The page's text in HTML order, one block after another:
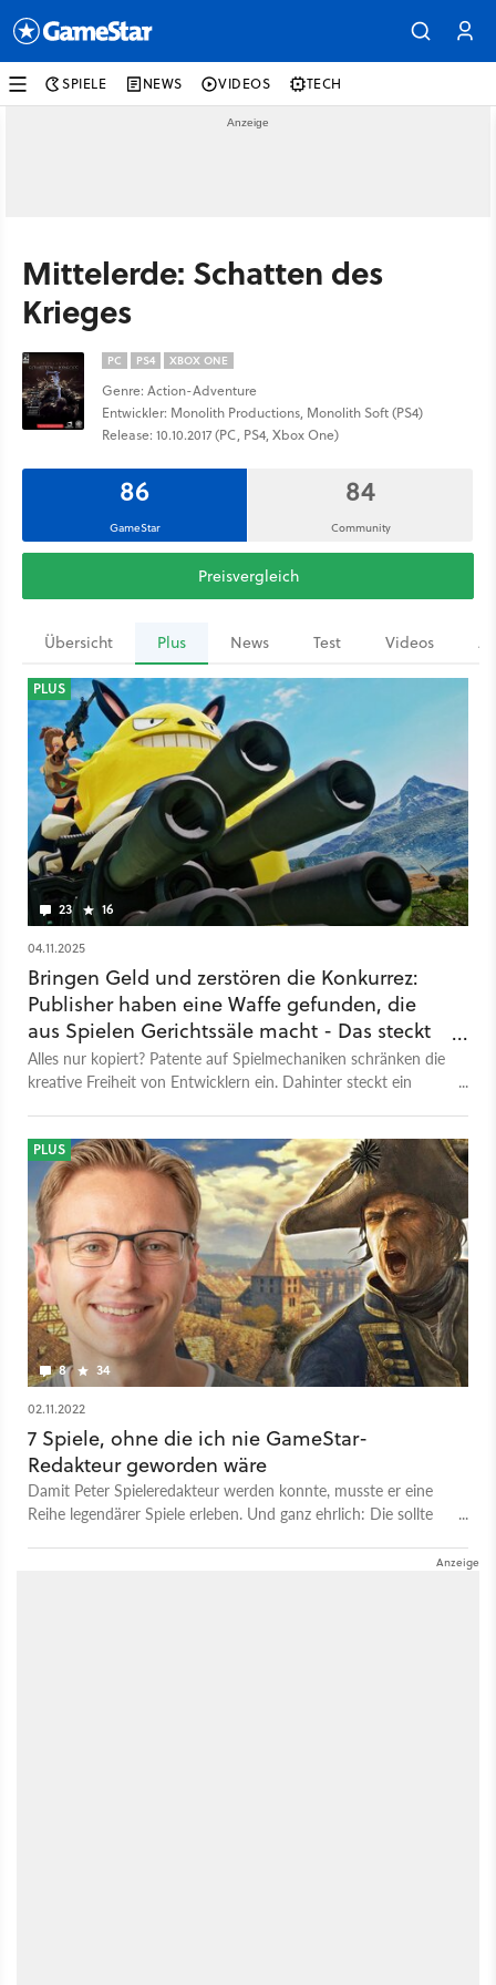
SPIELE NEWS VIDEOS TECH
Mittelerde: Schatten des
Krieges
PC PS4 XBOX ONE
Genre: Action-Adventure
Entwickler: Monolith Productions, Monolith Soft (PS4)
Release: 10.10.2017 (PC, PS4, Xbox One)
86
GameStar
84
Community
Preisvergleich
Übersicht Plus News Test Videos
23 16
PLUS
04.11.2025
Bringen Geld und zerstören die Konkurrez:
Publisher haben eine Waffe gefunden, die
aus Spielen Gerichtssäle macht - Das steckt
hinter den Patenten
Alles nur kopiert? Patente auf Spielmechaniken schränken die
kreative Freiheit von Entwicklern ein. Dahinter steckt ein
8 34
PLUS
02.11.2022
7 Spiele, ohne die ich nie GameStar-
Redakteur geworden wäre
Damit Peter Spieleredakteur werden konnte, musste er eine
Reihe legendärer Spiele erleben. Und ganz ehrlich: Die sollte